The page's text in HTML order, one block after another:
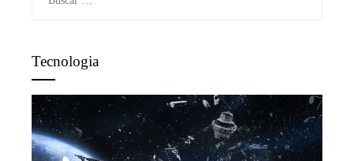
Tecnologia